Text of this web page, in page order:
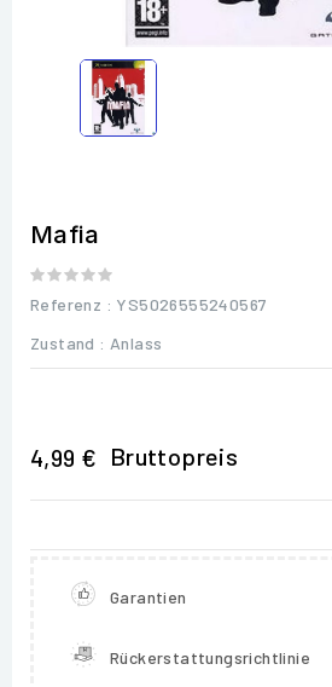
Mafia
Referenz : YS5026555240567
Zustand : Anlass
4,99 € Bruttopreis
Garantien
Rückerstattungsrichtlinie